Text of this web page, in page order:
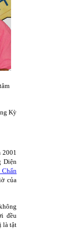
Kỳ
Diện
của
đều
là tật